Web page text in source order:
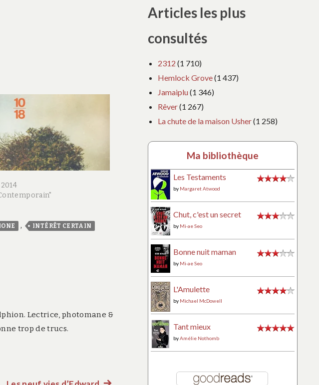
, INTÉRÊT CERTAIN
Lectrice, photomane &
trop de trucs.
Articles les plus
consultés
2312 (1 710)
Hemlock Grove(1 437)
Jamaiplu(1 346)
Rêver(1 267)
La chute de la maison Usher(1 258)
Ma bibliothèque
Les Testaments
by Margaret Atwood
Chut, c'est un secret
by Mi-ae Seo
Bonne nuit maman
by Mi-ae Seo
L'Amulette
by Michael McDowell
Tant mieux
byAmélie Nothomb